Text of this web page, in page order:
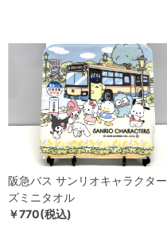
阪急バス サンリオキャラクター
ズミニタオル
￥770(税込)